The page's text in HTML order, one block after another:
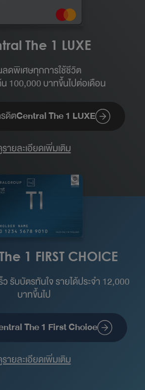
The 1 LUXE
ดพิเศษทุกการใช้ชีวิต
น 100,000 บาทขึ้นไปต่อเดือน​
ดิตCentral The 1 LUXE
ายละเอียดเพิ่มเติม
1 FIRST CHOICE
รับบัตรทันใจ รายได้ประจำ 12,000
บาทขึ้นไป
The 1 First Choice
ายละเอียดเพิ่มเติม